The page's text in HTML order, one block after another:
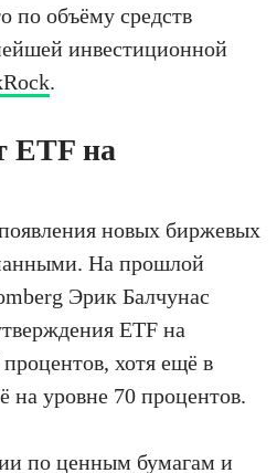
по объёму средств
инвестиционной
.
ETF на
новых биржевых
На прошлой
Эрик Балчунас
ETF на
хотя ещё в
на уровне 70 процентов.
по ценным бумагам и